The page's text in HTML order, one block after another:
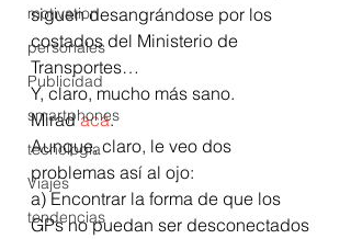
motivation
personales
Publicidad
smartphones
tecnología
Viajes
tendencias
siguen desangrándose por los
costados del Ministerio de
Transportes…
Y, claro, mucho más sano.
Mirad acá.
Aunque, claro, le veo dos
problemas así al ojo:
a) Encontrar la forma de que los
GPs no puedan ser desconectados